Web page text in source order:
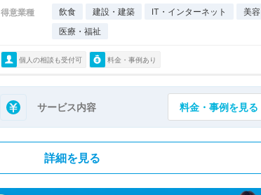
得意業種 飲食 建設・建築 IT・インターネット
美容
医療・福祉
個人の相談も受付可 料金・事例あり
サービス内容 料金・事例を見る
詳細を見る